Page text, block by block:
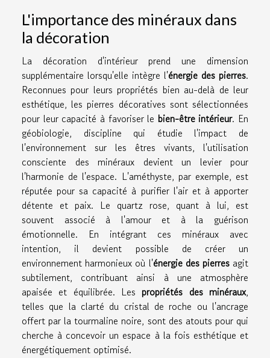
L'importance des minéraux dans
la décoration
La décoration d'intérieur prend une dimension
supplémentaire lorsqu'elle intègre l'énergie des pierres.
Reconnues pour leurs propriétés bien au-delà de leur
esthétique, les pierres décoratives sont sélectionnées
pour leur capacité à favoriser le bien-être intérieur. En
géobiologie, discipline qui étudie l'impact de
l'environnement sur les êtres vivants, l'utilisation
consciente des minéraux devient un levier pour
l'harmonie de l'espace. L'améthyste, par exemple, est
réputée pour sa capacité à purifier l'air et à apporter
détente et paix. Le quartz rose, quant à lui, est
souvent associé à l'amour et à la guérison
émotionnelle. En intégrant ces minéraux avec
intention, il devient possible de créer un
environnement harmonieux où l'énergie des pierresagit
subtilement, contribuant ainsi à une atmosphère
apaisée et équilibrée. Les propriétés des minéraux,
telles que la clarté du cristal de roche ou l'ancrage
offert par la tourmaline noire, sont des atouts pour qui
cherche à concevoir un espace à la fois esthétique et
énergétiquement optimisé.